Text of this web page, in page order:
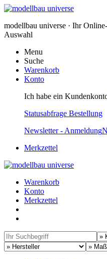
modellbau universe · Ihr
Auswahl
Menu
Suche
Warenkorb
Konto
Ich habe ein
Statusabfrage Bestellung
Newsletter - Anmeldung
Merkzettel
Warenkorb
Konto
Merkzettel